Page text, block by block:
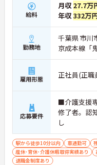
給料
月収 27.7万
年収332万
勤務地
千葉県 市川
京成本線「
雇用形態 正社員(正職
応募要件
■介護支援
修了者。認
し
駅から徒歩10分以内 車通勤可
産休･育休･介護休暇取得実績あり
退職金制度あり